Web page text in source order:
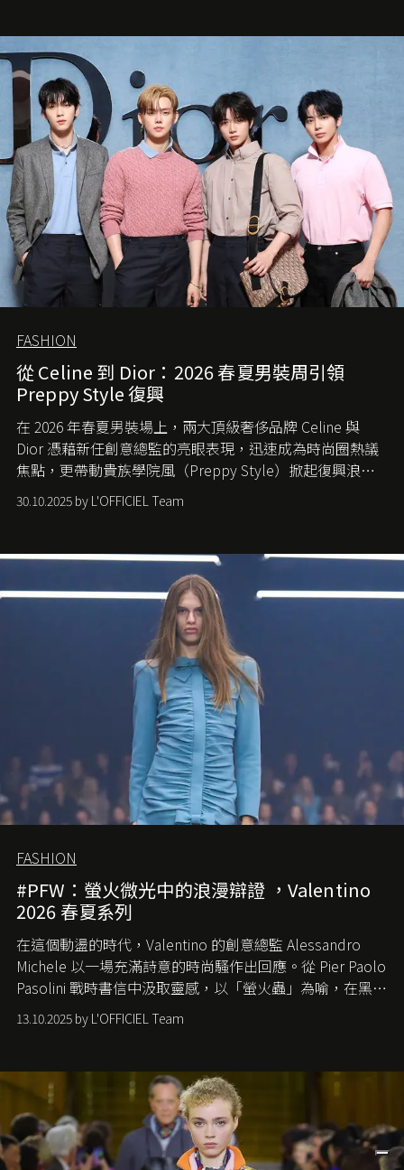
FASHION
從 Celine 到 Dior：2026 春夏男裝周引領
Preppy Style 復興
在 2026 年春夏男裝場上，兩大頂級奢侈品牌 Celine 與
Dior 憑藉新任創意總監的亮眼表現，迅速成為時尚圈熱議
焦點，更帶動貴族學院風（Preppy Style）掀起復興浪
潮，讓這股經典風格再度回到大眾視線。
30.10.2025 by L'OFFICIEL Team
FASHION
#PFW：螢火微光中的浪漫辯證 ，Valentino
2026 春夏系列
在這個動盪的時代， Valentino 的創意總監 Alessandro
Michele 以一場充滿詩意的時尚騷作出回應。從 Pier Paolo
Pasolini 戰時書信中汲取靈感，以「螢火蟲」為喻，在黑暗
中找尋希望的微光。
13.10.2025 by L'OFFICIEL Team